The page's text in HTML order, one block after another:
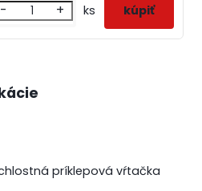
- + ks
príklepová vŕtačka